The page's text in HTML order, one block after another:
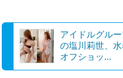
アイドルグルー
の塩川莉世、
オフショッ...